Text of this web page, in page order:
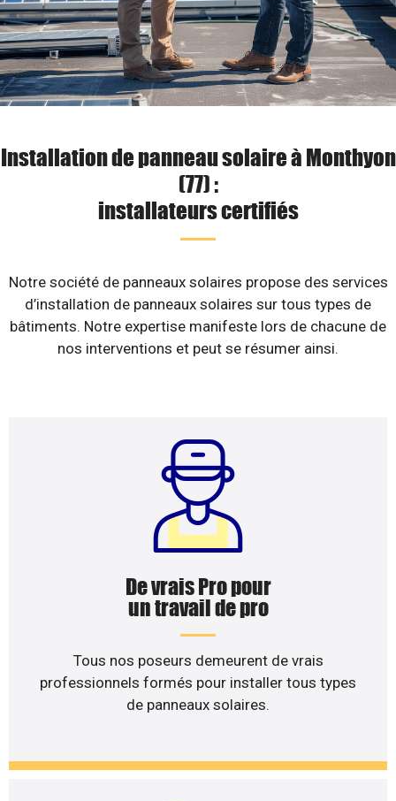
Installation de panneau solaire à Monthyon
(77) :
installateurs certifiés
Notre société de panneaux solaires propose des services
d’installation de panneaux solaires sur tous types de
bâtiments. Notre expertise manifeste lors de chacune de
nos interventions et peut se résumer ainsi.
De vrais Pro pour
un travail de pro
Tous nos poseurs demeurent de vrais
professionnels formés pour installer tous types
de panneaux solaires.